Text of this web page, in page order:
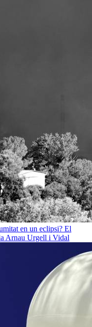
en un eclipsi? El
Arnau Urgell i Vidal